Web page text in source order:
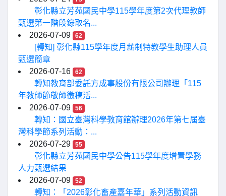
彰化縣立芳苑國民中學115學年度第2次代理教師
甄選第一階段錄取名...
2026-07-09
62
[轉知] 彰化縣115學年度月薪制特教學生助理人員
甄選簡章
2026-07-16
62
轉知教育部委託方成事股份有限公司辦理「115
年教師節敬師徵稿活...
2026-07-09
56
轉知：國立臺灣科學教育館辦理2026年第七屆臺
灣科學節系列活動：...
2026-07-29
55
彰化縣立芳苑國民中學公告115學年度增置學務
人力甄選結果
2026-07-09
52
轉知：「2026彰化畜產嘉年華」系列活動資訊